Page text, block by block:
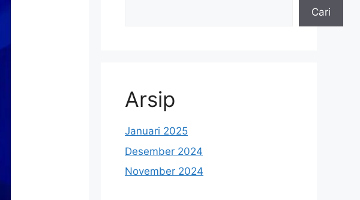
Cari
Arsip
Januari 2025
Desember 2024
November 2024